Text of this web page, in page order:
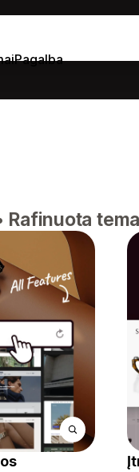
Pagalba
Rafinuota